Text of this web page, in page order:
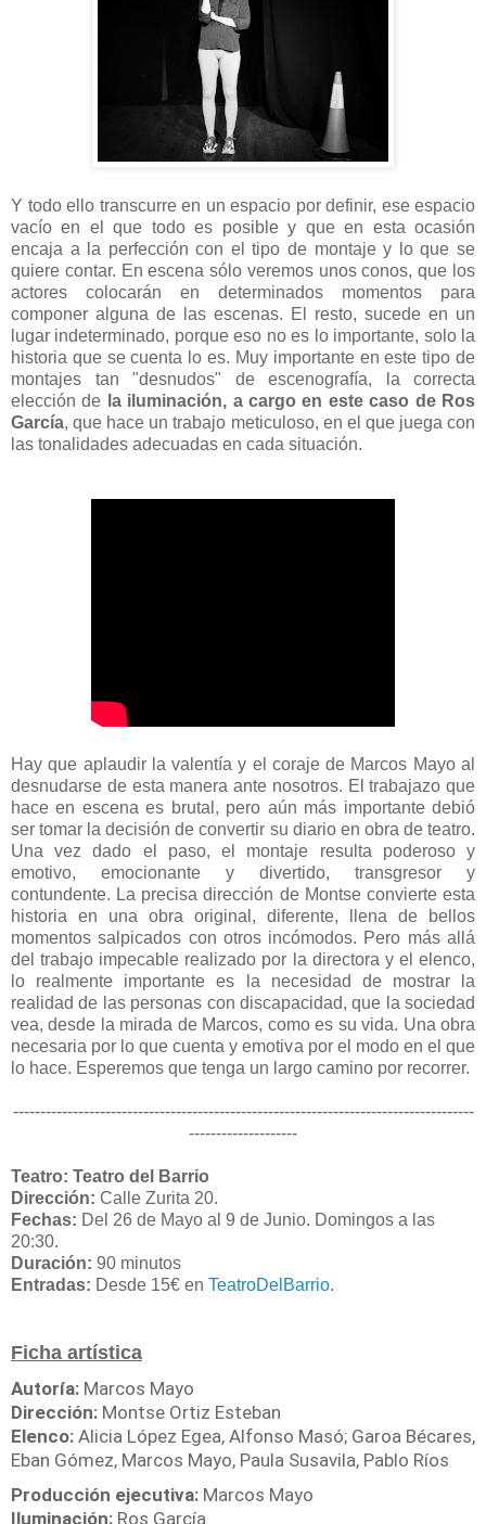
Y todo ello transcurre en un espacio por definir, ese espacio
vacío en el que todo es posible y que en esta ocasión
encaja a la perfección con el tipo de montaje y lo que se
quiere contar. En escena sólo veremos unos conos, que los
actores colocarán en determinados momentos para
componer alguna de las escenas. El resto, sucede en un
lugar indeterminado, porque eso no es lo importante, solo la
historia que se cuenta lo es. Muy importante en este tipo de
montajes tan "desnudos" de escenografía, la correcta
elección de la iluminación, a cargo en este caso de Ros
García, que hace un trabajo meticuloso, en el que juega con
las tonalidades adecuadas en cada situación.
Hay que aplaudir la valentía y el coraje de Marcos Mayo al
desnudarse de esta manera ante nosotros. El trabajazo que
hace en escena es brutal, pero aún más importante debió
ser tomar la decisión de convertir su diario en obra de teatro.
Una vez dado el paso, el montaje resulta poderoso y
emotivo, emocionante y divertido, transgresor y
contundente. La precisa dirección de Montse convierte esta
historia en una obra original, diferente, llena de bellos
momentos salpicados con otros incómodos. Pero más allá
del trabajo impecable realizado por la directora y el elenco,
lo realmente importante es la necesidad de mostrar la
realidad de las personas con discapacidad, que la sociedad
vea, desde la mirada de Marcos, como es su vida. Una obra
necesaria por lo que cuenta y emotiva por el modo en el que
lo hace. Esperemos que tenga un largo camino por recorrer.
-------------------------------------------------------------------------------------
--------------------
Teatro: Teatro del Barrio
Dirección: Calle Zurita 20.
Fechas: Del 26 de Mayo al 9 de Junio. Domingos a las
20:30.
Duración: 90 minutos
Entradas: Desde 15€ en TeatroDelBarrio.
Ficha artística
Autoría: Marcos Mayo
Dirección: Montse Ortiz Esteban
Elenco: Alicia López Egea, Alfonso Masó; Garoa Bécares,
Eban Gómez, Marcos Mayo, Paula Susavila, Pablo Ríos
Producción ejecutiva: Marcos Mayo
Iluminación: Ros García